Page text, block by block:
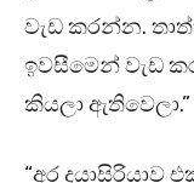
වැඩ කරන්න.
ඉවසීමෙන් වැඩ
කියලා ඇතිවෙලා.”
“අර